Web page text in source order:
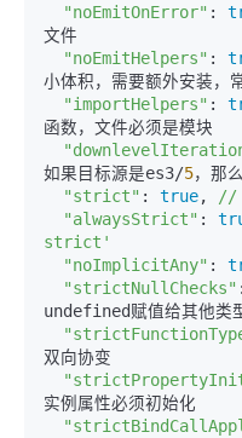
"noEmitOnError" :
文件
"noEmitHelpers" :
小体积，需要额外安装
"importHelpers" :
函数，文件必须是模块
如果目标源是es3/5，那
"strict" : true, //
"alwaysStrict" :
strict'
"noImplicitAny" :
"strictNullChecks"
undefined赋值给其他类
双向协变
实例属性必须初始化